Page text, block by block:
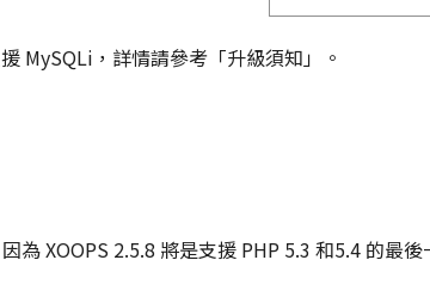
MySQLi，詳情請參考「升級須知」。
為 XOOPS 2.5.8 將是支援 PHP 5.3 和5.4 的最後